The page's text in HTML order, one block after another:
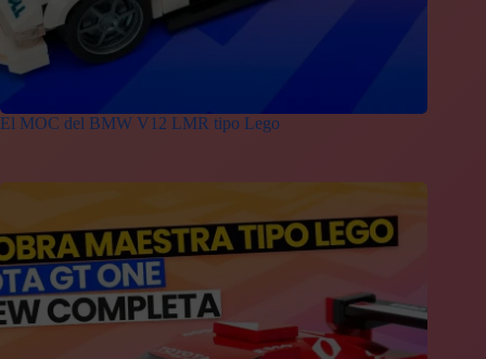
El MOC del BMW V12 LMR tipo Lego